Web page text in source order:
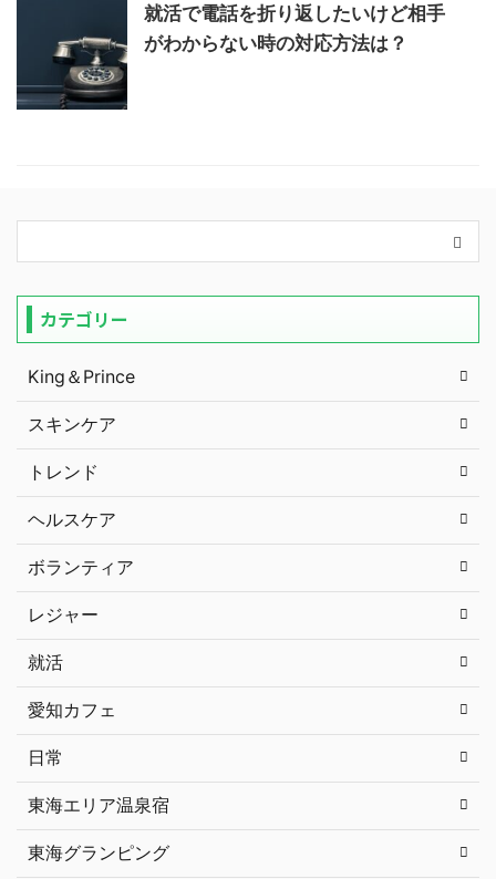
就活で電話を折り返したいけど相手
がわからない時の対応方法は？
カテゴリー
King＆Prince
スキンケア
トレンド
ヘルスケア
ボランティア
レジャー
就活
愛知カフェ
日常
東海エリア温泉宿
東海グランピング